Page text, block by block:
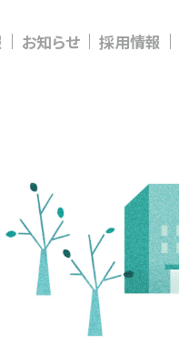
お知らせ 採用情報